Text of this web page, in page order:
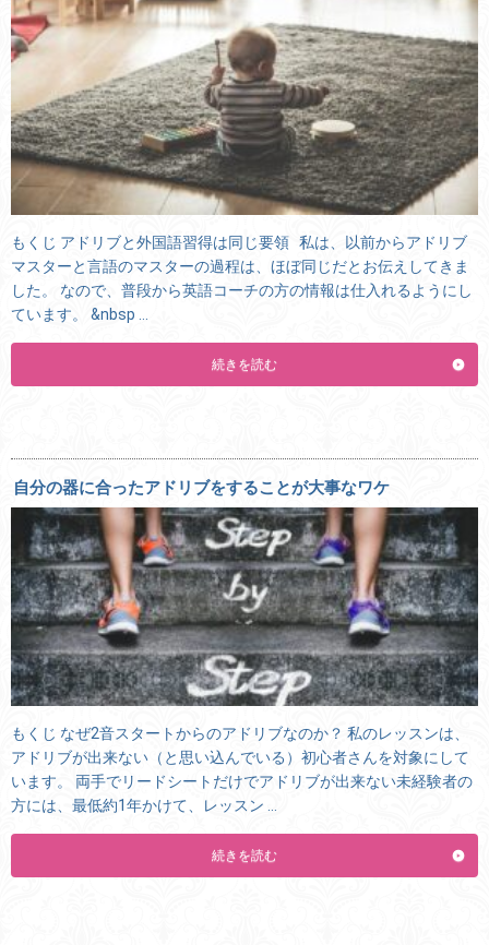
もくじ アドリブと外国語習得は同じ要領 私は、以前からアドリブ
マスターと言語のマスターの過程は、ほぼ同じだとお伝えしてきま
した。 なので、普段から英語コーチの方の情報は仕入れるようにし
ています。 &nbsp …
続きを読む
自分の器に合ったアドリブをすることが大事なワケ
もくじ なぜ2音スタートからのアドリブなのか？ 私のレッスンは、
アドリブが出来ない（と思い込んでいる）初心者さんを対象にして
います。 両手でリードシートだけでアドリブが出来ない未経験者の
方には、最低約1年かけて、レッスン …
続きを読む